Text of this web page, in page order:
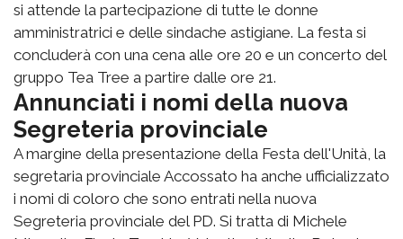
si attende la partecipazione di tutte le donne
amministratrici e delle sindache astigiane. La festa si
concluderà con una cena alle ore 20 e un concerto del
gruppo Tea Tree a partire dalle ore 21.
Annunciati i nomi della nuova
Segreteria provinciale
A margine della presentazione della Festa dell'Unità, la
segretaria provinciale Accossato ha anche ufficializzato
i nomi di coloro che sono entrati nella nuova
Segreteria provinciale del PD. Si tratta di Michele